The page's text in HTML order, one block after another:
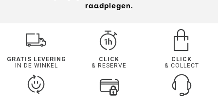
raadplegen.
GRATIS LEVERING
IN DE WINKEL
CLICK
& RESERVE
CLICK
& COLLECT